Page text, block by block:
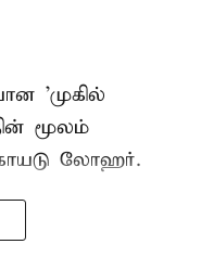
'முகில்
மூலம்
லோஹர்.